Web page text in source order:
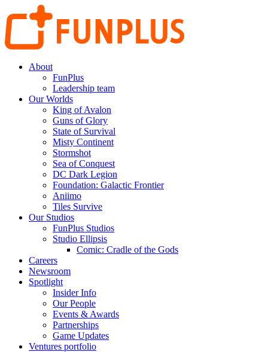
About
FunPlus
Leadership team
Our Worlds
King of Avalon
Guns of Glory
State of Survival
Misty Continent
Stormshot
Sea of Conquest
DC Dark Legion
Foundation: Galactic Frontier
Aniimo
Tiles Survive
Our Studios
FunPlus Studios
Studio Ellipsis
Comic: Cradle of the Gods
Careers
Newsroom
Spotlight
Insider Info
Our People
Events & Awards
Partnerships
Game Updates
Ventures portfolio